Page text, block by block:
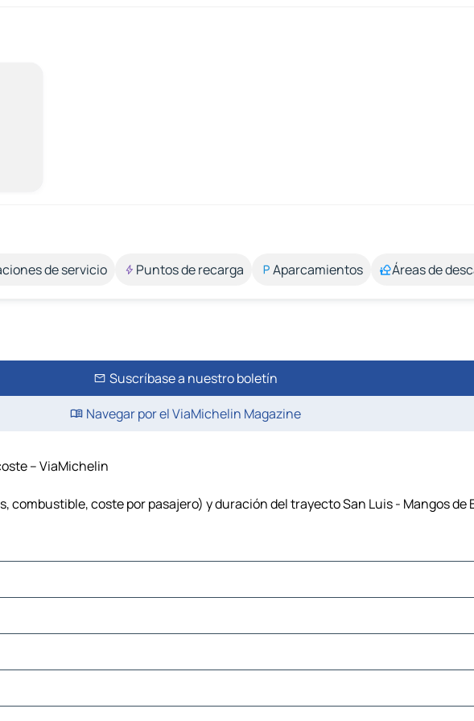
de servicio Puntos de recarga Aparcamientos Áreas de
Suscríbase a nuestro boletín
Navegar por el ViaMichelin Magazine
– ViaMichelin
combustible, coste por pasajero) y duración del trayecto San Luis - Mangos